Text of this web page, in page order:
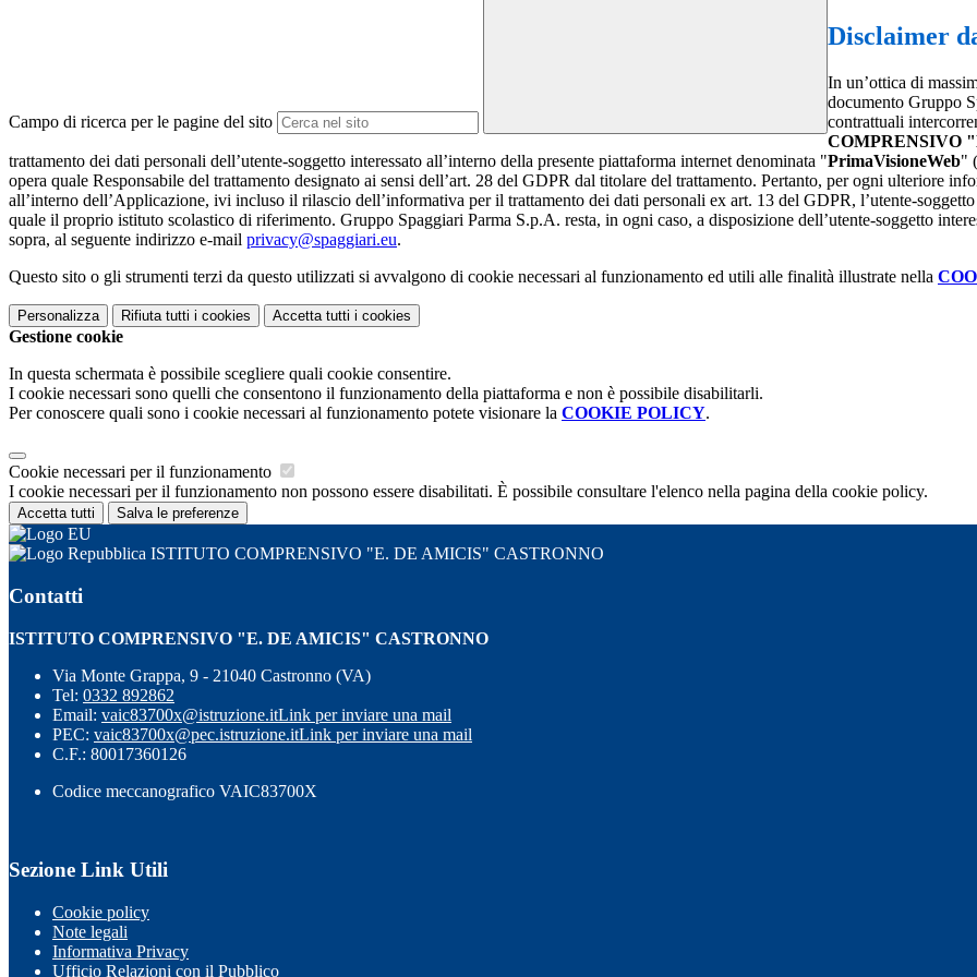
Campo di ricerca per le pagine del sito
Disclaimer
In un’ottica di
documento Gruppo
contrattuali
COMPRENSIVO
trattamento dei dati personali dell’utente-soggetto interessato all’interno della presente piattaforma internet denominata "PrimaVisioneWeb"
opera quale Responsabile del trattamento designato ai sensi dell’art. 28 del GDPR dal titolare del trattamento. Pertanto, per ogni ulteriore
all’interno dell’Applicazione, ivi incluso il rilascio dell’informativa per il trattamento dei dati personali ex art. 13 del GDPR, l’utente-
quale il proprio istituto scolastico di riferimento. Gruppo Spaggiari Parma S.p.A. resta, in ogni caso, a disposizione dell’utente-soggetto
sopra, al seguente indirizzo e-mail privacy@spaggiari.eu.
Questo sito o gli strumenti terzi da questo utilizzati si avvalgono di cookie necessari al funzionamento ed utili alle finalità illustrate nella
Personalizza Rifiuta tutti i cookies Accetta tutti i cookies
Gestione cookie
In questa schermata è possibile scegliere quali cookie consentire.
I cookie necessari sono quelli che consentono il funzionamento della piattaforma e non è possibile disabilitarli.
Per conoscere quali sono i cookie necessari al funzionamento potete visionare la COOKIE POLICY.
Cookie necessari per il funzionamento
I cookie necessari per il funzionamento non possono essere disabilitati. È possibile consultare l'elenco nella pagina della cookie policy.
Accetta tutti Salva le preferenze
ISTITUTO COMPRENSIVO "E. DE AMICIS" CASTRONNO
Contatti
ISTITUTO COMPRENSIVO "E. DE AMICIS" CASTRONNO
Via Monte Grappa, 9 - 21040 Castronno (VA)
Tel: 0332 892862
Email: vaic83700x@istruzione.itLink per inviare una mail
PEC: vaic83700x@pec.istruzione.itLink per inviare una mail
C.F.: 80017360126
Codice meccanografico VAIC83700X
Sezione Link Utili
Cookie policy
Note legali
Informativa Privacy
Ufficio Relazioni con il Pubblico